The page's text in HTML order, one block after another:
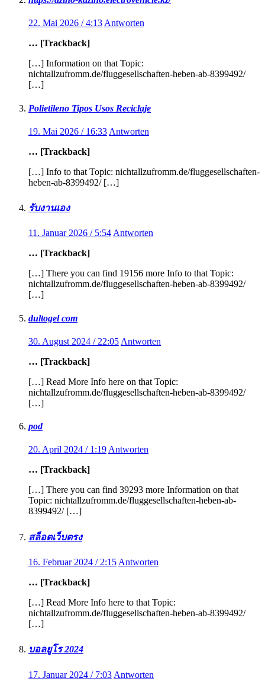
22. Mai 2026 / 4:13 Antworten
… [Trackback]
[…] Information on that Topic:
nichtallzufromm.de/fluggesellschaften-heben-ab-8399492/
[…]
Polietileno Tipos Usos Reciclaje
19. Mai 2026 / 16:33 Antworten
… [Trackback]
[…] Info to that Topic: nichtallzufromm.de/fluggesellschaften-
heben-ab-8399492/ […]
รับงานเอง
11. Januar 2026 / 5:54 Antworten
… [Trackback]
[…] There you can find 19156 more Info to that Topic:
nichtallzufromm.de/fluggesellschaften-heben-ab-8399492/
[…]
dultogel com
30. August 2024 / 22:05 Antworten
… [Trackback]
[…] Read More Info here on that Topic:
nichtallzufromm.de/fluggesellschaften-heben-ab-8399492/
[…]
pod
20. April 2024 / 1:19Antworten
… [Trackback]
[…] There you can find 39293 more Information on that
Topic: nichtallzufromm.de/fluggesellschaften-heben-ab-
8399492/ […]
สล็อตเว็บตรง
16. Februar 2024 / 2:15 Antworten
… [Trackback]
[…] Read More Info here to that Topic:
nichtallzufromm.de/fluggesellschaften-heben-ab-8399492/
[…]
บอลยูโร 2024
17. Januar 2024 / 7:03 Antworten